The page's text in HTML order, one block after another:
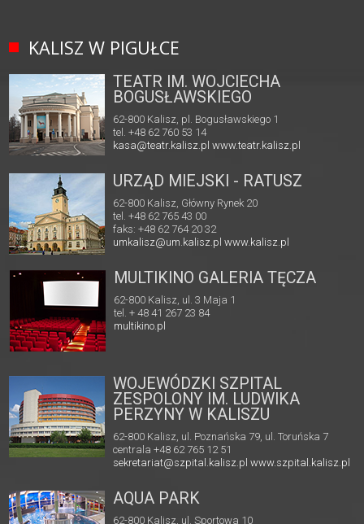
KALISZ W PIGUŁCE
TEATR IM. WOJCIECHA
BOGUSŁAWSKIEGO
62-800 Kalisz, pl. Bogusławskiego 1
tel. +48 62 760 53 14
kasa@teatr.kalisz.pl www.teatr.kalisz.pl
URZĄD MIEJSKI - RATUSZ
62-800 Kalisz, Główny Rynek 20
tel. +48 62 765 43 00
faks: +48 62 764 20 32
umkalisz@um.kalisz.plwww.kalisz.pl
MULTIKINO GALERIA TĘCZA
62-800 Kalisz, ul. 3 Maja 1
tel. + 48 41 267 23 84
multikino.pl
WOJEWÓDZKI SZPITAL
ZESPOLONY IM. LUDWIKA
PERZYNY W KALISZU
62-800 Kalisz, ul. Poznańska 79, ul. Toruńska 7
centrala +48 62 765 12 51
sekretariat@szpital.kalisz.pl www.szpital.kalisz.pl
AQUA PARK
62-800 Kalisz, ul. Sportowa 10